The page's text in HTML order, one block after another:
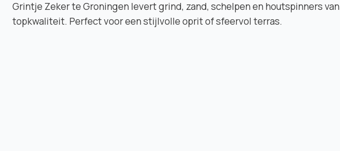
Grintje Zeker te Groningen levert grind, zand, schelpen en houtspinners van
topkwaliteit. Perfect voor een stijlvolle oprit of sfeervol terras.